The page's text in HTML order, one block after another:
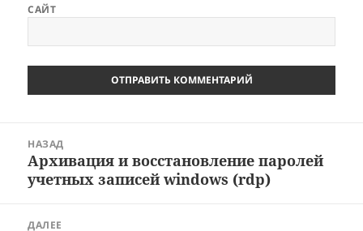
САЙТ
записям
НАЗАД
Предыдущая
запись:
Архивация и восстановление паролей
учетных записей windows (rdp)
ДАЛЕЕ